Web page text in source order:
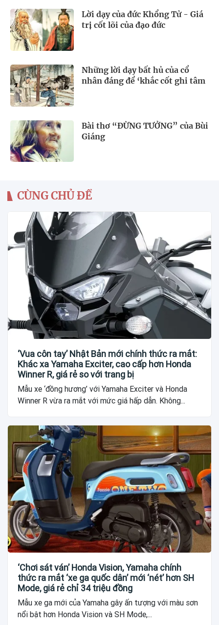
Lời dạy của đức Khổng Tử - Giá
trị cốt lõi của đạo đức
Những lời dạy bất hủ của cổ
nhân đáng để ‘khắc cốt ghi tâm
Bài thơ “ĐỪNG TƯỞNG” của Bùi
Giáng
CÙNG CHỦ ĐỀ
‘Vua côn tay’ Nhật Bản mới chính thức ra mắt:
Khác xa Yamaha Exciter, cao cấp hơn Honda
Winner R, giá rẻ so với trang bị
Mẫu xe ‘đồng hương’ với Yamaha Exciter và Honda
Winner R vừa ra mắt với mức giá hấp dẫn. Không...
‘Chơi sát ván’ Honda Vision, Yamaha chính
thức ra mắt ‘xe ga quốc dân’ mới ‘nét’ hơn SH
Mode, giá rẻ chỉ 34 triệu đồng
Mẫu xe ga mới của Yamaha gây ấn tượng với màu sơn
nổi bật hơn Honda Vision và SH Mode,...